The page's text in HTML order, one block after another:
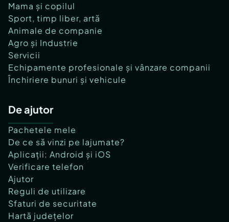
Mama și copilul
Sport, timp liber, artă
Animale de companie
Agro și Industrie
Servicii
Echipamente profesionale și vânzare companii
Închiriere bunuri și vehicule
De ajutor
Pachetele mele
De ce să vinzi pe lajumate?
Aplicații: Android și iOS
Verificare telefon
Ajutor
Reguli de utilizare
Sfaturi de securitate
Hartă județelor